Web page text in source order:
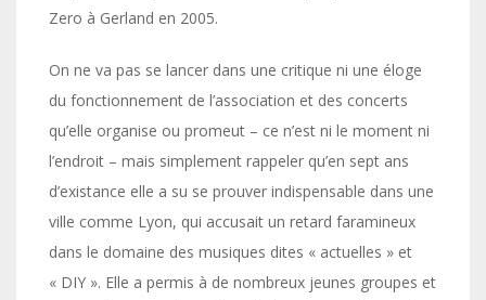
Zero à Gerland en 2005.
On ne va pas se lancer dans une critique ni une éloge
du fonctionnement de l’association et des concerts
qu’elle organise ou promeut – ce n’est ni le moment ni
l’endroit – mais simplement rappeler qu’en sept ans
d’existance elle a su se prouver indispensable dans une
ville comme Lyon, qui accusait un retard faramineux
dans le domaine des musiques dites « actuelles » et
« DIY ». Elle a permis à de nombreux jeunes groupes et